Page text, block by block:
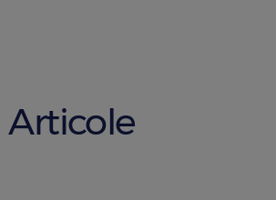
Articole